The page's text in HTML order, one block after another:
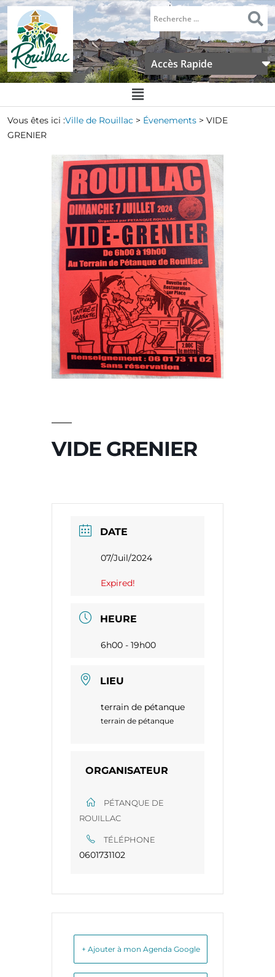
Accès Rapide
Vous êtes ici :Ville de Rouillac > Évenements > VIDE
GRENIER
VIDE GRENIER
DATE
07/Juil/2024
Expired!
HEURE
6h00 - 19h00
LIEU
terrain de pétanque
terrain de pétanque
ORGANISATEUR
PÉTANQUE DE
ROUILLAC
TÉLÉPHONE
0601731102
+ Ajouter à mon Agenda Google